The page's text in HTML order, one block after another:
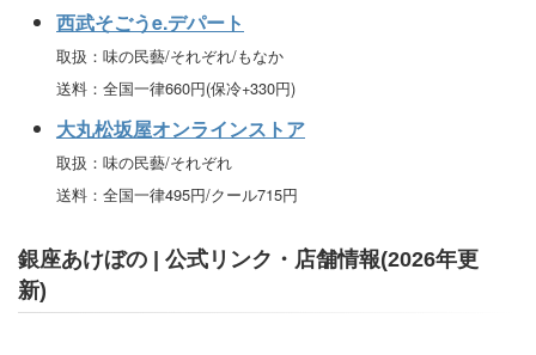
西武そごうe.デパート
取扱：味の民藝/それぞれ/もなか
送料：全国一律660円(保冷+330円)
大丸松坂屋オンラインストア
取扱：味の民藝/それぞれ
送料：全国一律495円/クール715円
銀座あけぼの | 公式リンク・店舗情報(2026年更
新)